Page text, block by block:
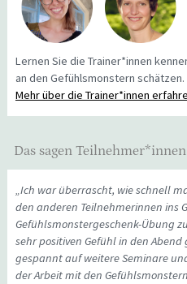
Lernen Sie die Trainer*innen
an den Gefühlsmonstern schätzen.
Mehr über die Trainer*innen
Das sagen
„Ich war überrascht, wie schnell
den anderen Teilnehmerinnen ins
Gefühlsmonstergeschenk-Übung
sehr positiven Gefühl in den
gespannt auf weitere Seminare
der Arbeit mit den